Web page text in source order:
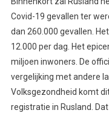
Covid-19 gevallen ter
dan 260.000 gevallen.
12.000 per dag. Het
miljoen inwoners. De
vergelijking met andere
Volksgezondheid komt
registratie in Rusland.